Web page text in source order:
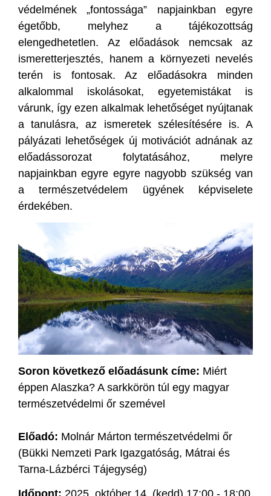
védelmének „fontossága” napjainkban egyre
égetőbb, melyhez a tájékozottság
elengedhetetlen. Az előadások nemcsak az
ismeretterjesztés, hanem a környezeti nevelés
terén is fontosak. Az előadásokra minden
alkalommal iskolásokat, egyetemistákat is
várunk, így ezen alkalmak lehetőséget nyújtanak
a tanulásra, az ismeretek szélesítésére is. A
pályázati lehetőségek új motivációt adnának az
előadássorozat folytatásához, melyre
napjainkban egyre egyre nagyobb szükség van
a természetvédelem ügyének képviselete
érdekében.
Soron következő előadásunk címe: Miért
éppen Alaszka? A sarkkörön túl egy magyar
természetvédelmi őr szemével
Előadó: Molnár Márton természetvédelmi őr
(Bükki Nemzeti Park Igazgatóság, Mátrai és
Tarna-Lázbérci Tájegység)